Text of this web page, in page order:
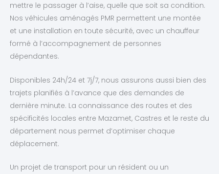
mettre le passager à l’aise, quelle que soit sa condition.
Nos véhicules aménagés PMR permettent une montée
et une installation en toute sécurité, avec un chauffeur
formé à l’accompagnement de personnes
dépendantes.
Disponibles 24h/24 et 7j/7, nous assurons aussi bien des
trajets planifiés à l’avance que des demandes de
dernière minute. La connaissance des routes et des
spécificités locales entre Mazamet, Castres et le reste du
département nous permet d’optimiser chaque
déplacement.
Un projet de transport pour un résident ou un